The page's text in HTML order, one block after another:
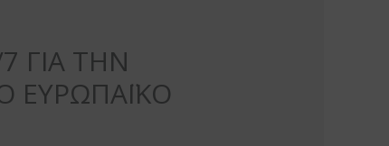
ΓΙΑ ΤΗΝ
ΕΥΡΩΠΑΪΚΟ